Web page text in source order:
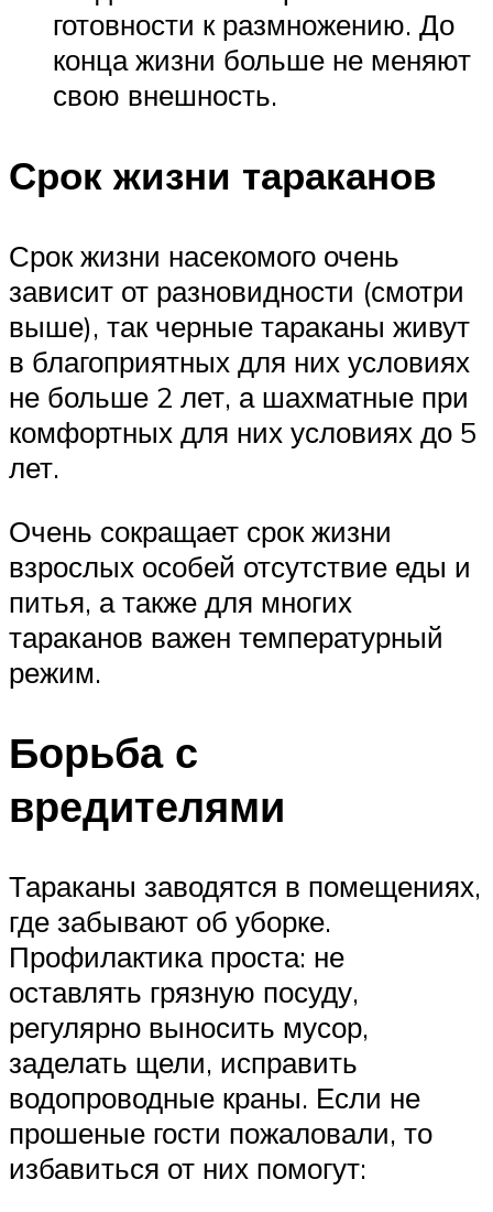
готовности к размножению. До
конца жизни больше не меняют
свою внешность.
Срок жизни тараканов
Срок жизни насекомого очень
зависит от разновидности (смотри
выше), так черные тараканы живут
в благоприятных для них условиях
не больше 2 лет, а шахматные при
комфортных для них условиях до 5
лет.
Очень сокращает срок жизни
взрослых особей отсутствие еды и
питья, а также для многих
тараканов важен температурный
режим.
Борьба с
вредителями
Тараканы заводятся в помещениях,
где забывают об уборке.
Профилактика проста: не
оставлять грязную посуду,
регулярно выносить мусор,
заделать щели, исправить
водопроводные краны. Если не
прошеные гости пожаловали, то
избавиться от них помогут: